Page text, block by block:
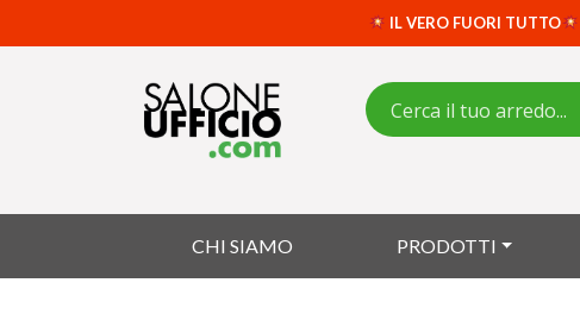
IL VERO FUORI TUTTO
CHI SIAMO PRODOTTI